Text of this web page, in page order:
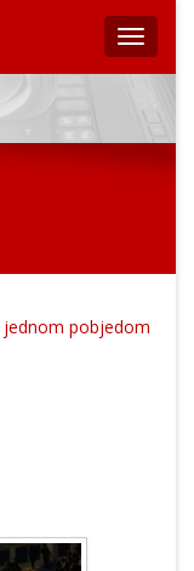
pobjedom